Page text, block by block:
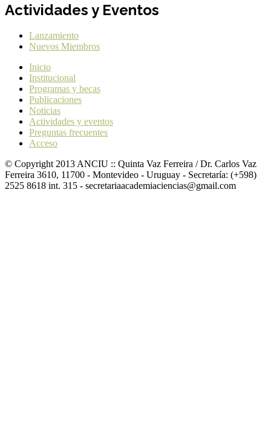
Actividades y Eventos
Lanzamiento
Nuevos Miembros
Inicio
Institucional
Programas y becas
Publicaciones
Noticias
Actividades y eventos
Preguntas frecuentes
Acceso
© Copyright 2013 ANCIU :: Quinta Vaz Ferreira / Dr. Carlos Vaz
Ferreira 3610, 11700 - Montevideo - Uruguay - Secretaría: (+598)
2525 8618 int. 315 - secretariaacademiaciencias@gmail.com